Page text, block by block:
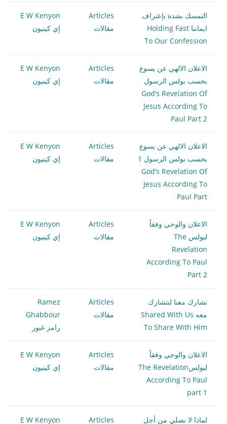
التمسك بشدة بإعتراف
ايماننا Holding Fast
To Our Confession
Articles
مقالات
E W Kenyon
إي كينيون
الاعلان الالهي عن يسوع
بحسب بولس الرسول
God’s Revelation Of
Jesus According To
Paul Part 2
Articles
مقالات
E W Kenyon
إي كينيون
الاعلان الالهي عن يسوع
بحسب بولس الرسول 1
God’s Revelation Of
Jesus According To
Paul Part
Articles
مقالات
E W Kenyon
إي كينيون
الاعلان والوحي وفقاً
لبولس The
Revelation
According To Paul
Part 2
Articles
مقالات
E W Kenyon
إي كينيون
تشارك معنا لنتشارك
معه Shared With Us
To Share With Him
Articles
مقالات
Ramez
Ghabbour
رامز غبور
الاعلان والوحي وفقاً
لبولسThe Revelation
According To Paul
part 1
Articles
مقالات
E W Kenyon
إي كينيون
لماذا لا نصلي من أجل Articles
E W Kenyon